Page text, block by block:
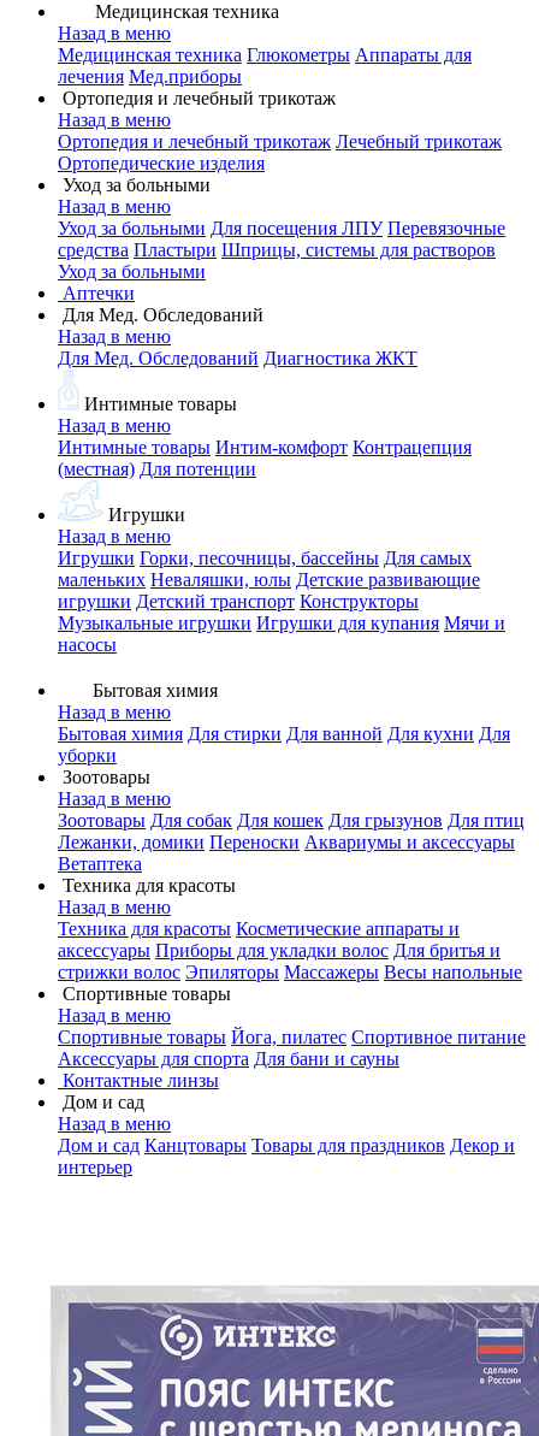
Медицинская техника
Назад в меню
Медицинская техника Глюкометры Аппараты для
лечения Мед.приборы
Ортопедия и лечебный трикотаж
Назад в меню
Ортопедия и лечебный трикотаж Лечебный трикотаж
Ортопедические изделия
Уход за больными
Назад в меню
Уход за больными Для посещения ЛПУ Перевязочные
средства Пластыри Шприцы, системы для растворов
Уход за больными
Аптечки
Для Мед. Обследований
Назад в меню
Для Мед. Обследований Диагностика ЖКТ
Интимные товары
Назад в меню
Интимные товары Интим-комфорт Контрацепция
(местная) Для потенции
Игрушки
Назад в меню
Игрушки Горки, песочницы, бассейны Для самых
маленьких Неваляшки, юлы Детские развивающие
игрушки Детский транспорт Конструкторы
Музыкальные игрушки Игрушки для купания Мячи и
насосы
Бытовая химия
Назад в меню
Бытовая химия Для стирки Для ванной Для кухни Для
уборки
Зоотовары
Назад в меню
Зоотовары Для собак Для кошек Для грызунов Для птиц
Лежанки, домики Переноски Аквариумы и аксессуары
Ветаптека
Техника для красоты
Назад в меню
Техника для красоты Косметические аппараты и
аксессуары Приборы для укладки волос Для бритья и
стрижки волос Эпиляторы Массажеры Весы напольные
Спортивные товары
Назад в меню
Спортивные товары Йога, пилатес Спортивное питание
Аксессуары для спорта Для бани и сауны
Контактные линзы
Дом и сад
Назад в меню
Дом и сад Канцтовары Товары для праздников Декор и
интерьер